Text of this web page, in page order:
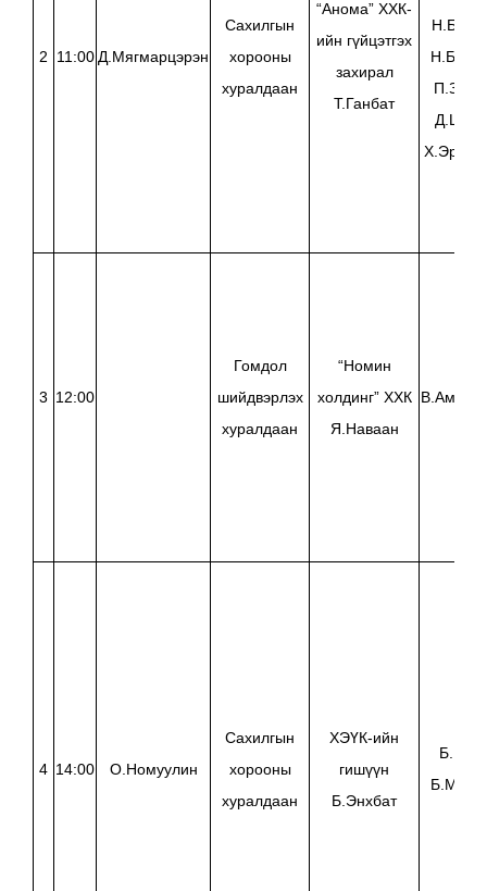
2 11:00 Д.Мягмарцэрэн
Сахилгын
хорооны
хуралдаан
“Анома” ХХК-
ийн гүйцэтгэх
захирал
Т.Ганбат
3 12:00
Гомдол
шийдвэрлэх
хуралдаан
“Номин
холдинг” ХХК
Я.Наваан
4 14:00 О.Номуулин
Сахилгын
хорооны
хуралдаан
ХЭҮК-ийн
гишүүн
Б.Энхбат